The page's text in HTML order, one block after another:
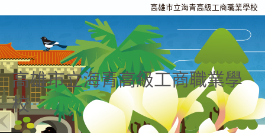
高雄市立海青高級工商職業學校
高雄市立海青高級工商職業學
校